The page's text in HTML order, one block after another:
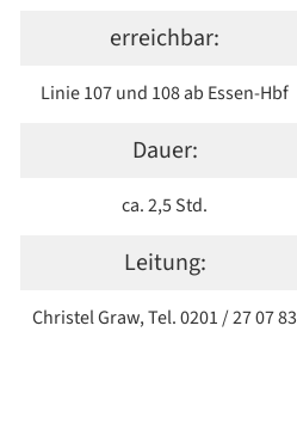
erreichbar:
Linie 107 und 108 ab Essen-Hbf
Dauer:
ca. 2,5 Std.
Leitung:
Christel Graw, Tel. 0201 / 27 07 83